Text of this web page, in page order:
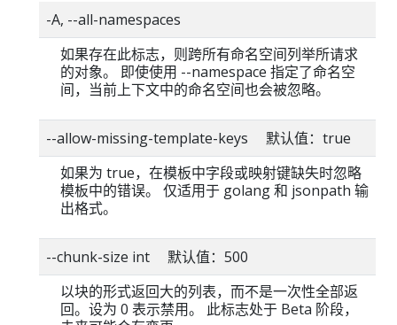
-A, --all-namespaces
如果存在此标志，则跨所有命名空间列举所请求
的对象。 即使使用 --namespace 指定了命名空
间，当前上下文中的命名空间也会被忽略。
--allow-missing-template-keys 默认值：true
如果为 true，在模板中字段或映射键缺失时忽略
模板中的错误。 仅适用于 golang 和 jsonpath 输
出格式。
--chunk-size int 默认值：500
以块的形式返回大的列表，而不是一次性全部返
回。设为 0 表示禁用。 此标志处于 Beta 阶段，